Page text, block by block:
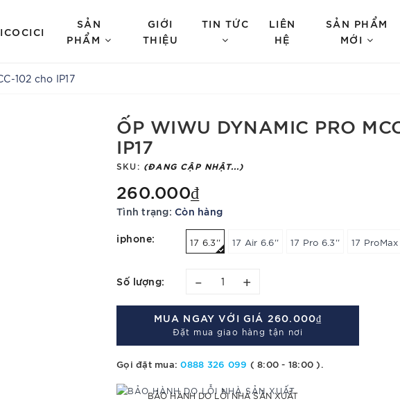
SẢN
PHẨM
GIỚI
THIỆU
TIN TỨC
LIÊN
HỆ
SẢN PHẨM
MỚI
102 cho IP17
ỐP WIWU DYNAMIC PRO
IP17
SKU: (ĐANG CẬP NHẬT...)
260.000₫
Tình trạng: Còn hàng
iphone: 17 6.3'' 17 Air 6.6'' 17 Pro 6.3'' 17
Số lượng: – +
MUA NGAY VỚI GIÁ 260.000₫
Đặt mua giao hàng tận nơi
Gọi đặt mua:0888 326 099 ( 8:00 - 18:00 ).
BẢO HÀNH DO LỖI NHÀ SẢN XUẤT